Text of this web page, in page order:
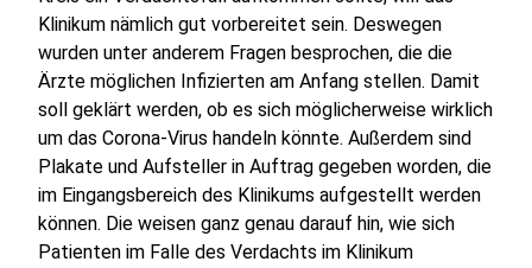
Klinikum nämlich gut vorbereitet sein. Deswegen
wurden unter anderem Fragen besprochen, die die
Ärzte möglichen Infizierten am Anfang stellen. Damit
soll geklärt werden, ob es sich möglicherweise wirklich
um das Corona-Virus handeln könnte. Außerdem sind
Plakate und Aufsteller in Auftrag gegeben worden, die
im Eingangsbereich des Klinikums aufgestellt werden
können. Die weisen ganz genau darauf hin, wie sich
Patienten im Falle des Verdachts im Klinikum